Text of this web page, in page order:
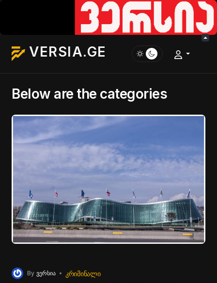
VERSIA.GE
Below are the categories
By ვერსია ᲙᲠᲘᲛᲘᲜᲐᲚᲘ